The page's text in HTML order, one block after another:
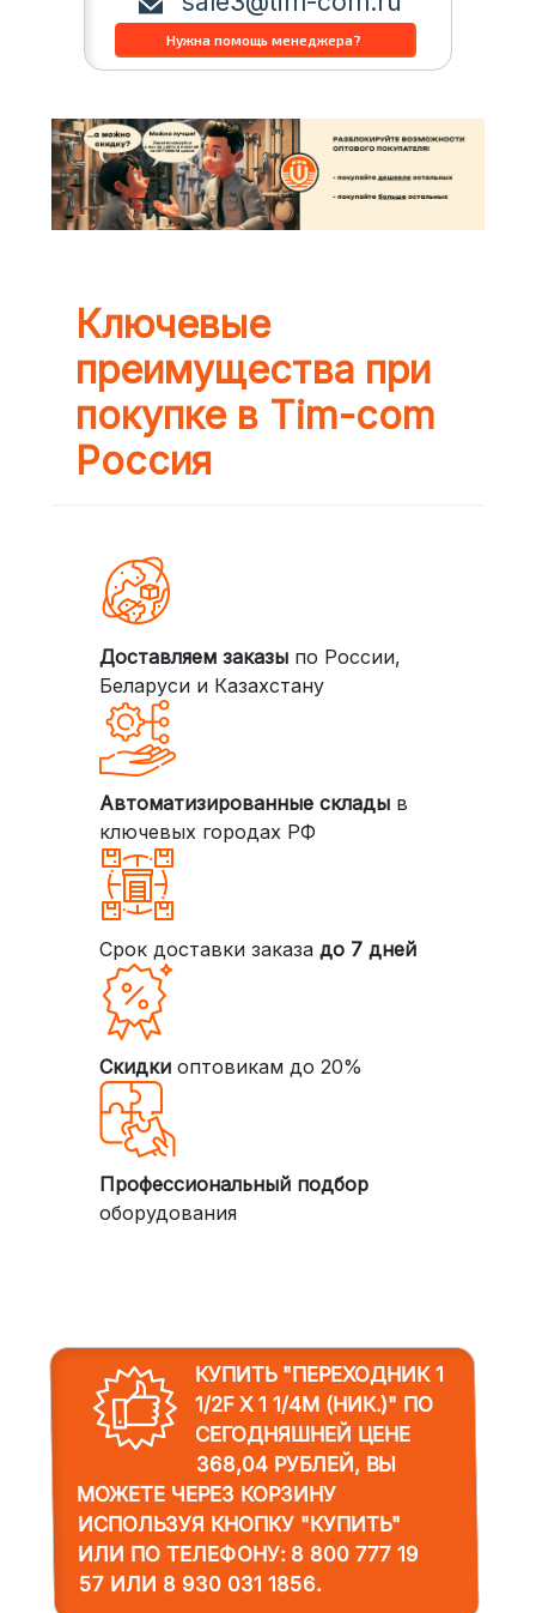
Ключевые
преимущества при
покупке в Tim-com
Россия
Доставляем заказыпо России,
Беларуси и Казахстану
Автоматизированные складыв
ключевых городах РФ
Срок доставки заказа до 7 дней
Скидкиоптовикам до 20%
Профессиональный подбор
оборудования
КУПИТЬ "ПЕРЕХОДНИК 1
1/2F Х 1 1/4M (НИК.)" ПО
СЕГОДНЯШНЕЙ ЦЕНЕ
368,04 РУБЛЕЙ, ВЫ
МОЖЕТЕ ЧЕРЕЗ КОРЗИНУ
ИСПОЛЬЗУЯ КНОПКУ "КУПИТЬ"
ИЛИ ПО ТЕЛЕФОНУ: 8 800 777 19
57ИЛИ 8 930 031 1856.